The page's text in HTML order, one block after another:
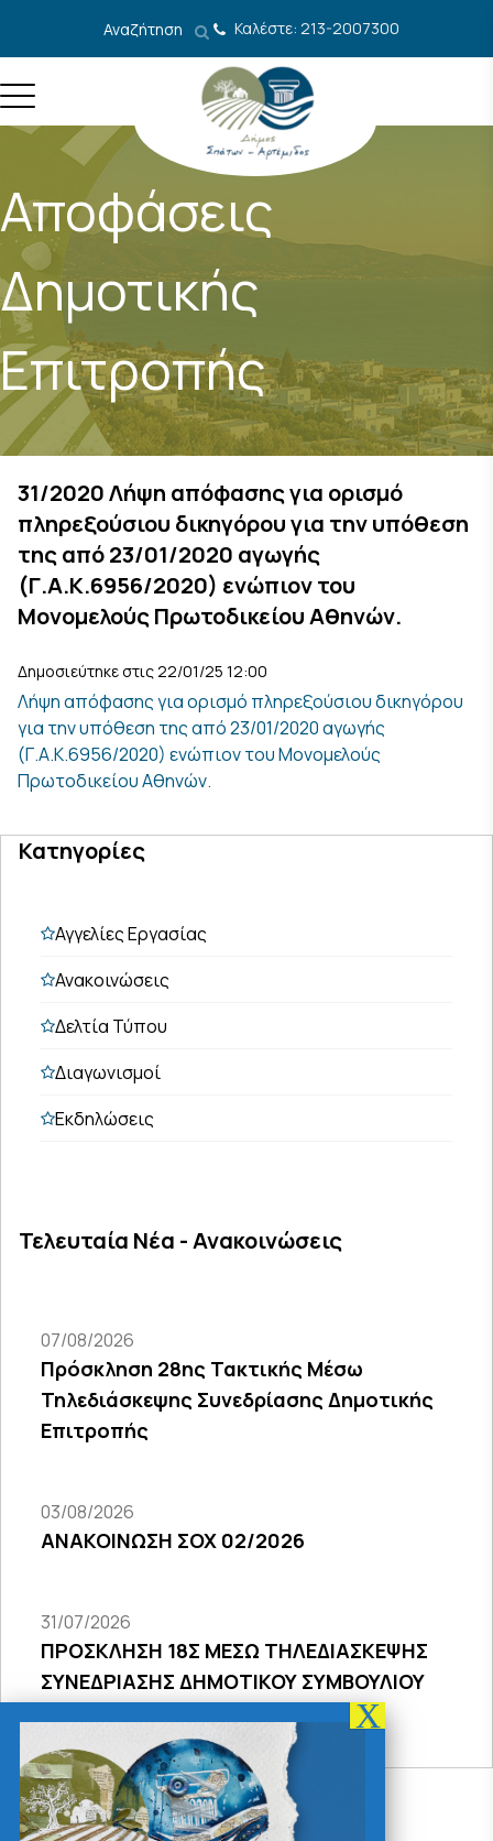
Αναζήτηση Καλέστε: 213-2007300
Αποφάσεις
Δημοτικής
Επιτροπής
31/2020 Λήψη απόφασης για ορισμό
πληρεξούσιου δικηγόρου για την υπόθεση
της από 23/01/2020 αγωγής
(Γ.Α.Κ.6956/2020) ενώπιον του
Μονομελούς Πρωτοδικείου Αθηνών.
Δημοσιεύτηκε στις 22/01/25 12:00
Λήψη απόφασης για ορισμό πληρεξούσιου δικηγόρου
για την υπόθεση της από 23/01/2020 αγωγής
(Γ.Α.Κ.6956/2020) ενώπιον του Μονομελούς
Πρωτοδικείου Αθηνών.
Κατηγορίες
Αγγελίες Εργασίας
Ανακοινώσεις
Δελτία Τύπου
Διαγωνισμοί
Εκδηλώσεις
Τελευταία Νέα - Ανακοινώσεις
07/08/2026
Πρόσκληση 28ης Τακτικής Μέσω
Τηλεδιάσκεψης Συνεδρίασης Δημοτικής
Επιτροπής
03/08/2026
ΑΝΑΚΟΙΝΩΣΗ ΣΟΧ 02/2026
31/07/2026
ΠΡΟΣΚΛΗΣΗ 18Σ ΜΕΣΩ ΤΗΛΕΔΙΑΣΚΕΨΗΣ
ΣΥΝΕΔΡΙΑΣΗΣ ΔΗΜΟΤΙΚΟΥ ΣΥΜΒΟΥΛΙΟΥ